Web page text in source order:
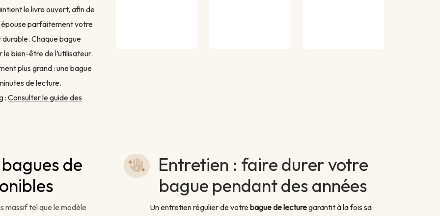
le livre ouvert, afin de
épouse parfaitement votre
Chaque bague
bien-être de l’utilisateur.
plus grand : une bague
de lecture.
: Consulter le guide des
de
massif tel que le modèle
Entretien : faire durer votre
bague pendant des années
Un entretien régulier de votrebague de lecturegarantit à la fois sa